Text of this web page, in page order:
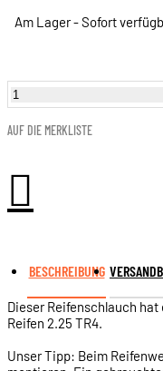
Am Lager - Sofort
AUF DIE MERKLISTE

BESCHREIBUNG
Dieser Reifenschlauch
Reifen 2.25 TR4.
Unser Tipp: Beim